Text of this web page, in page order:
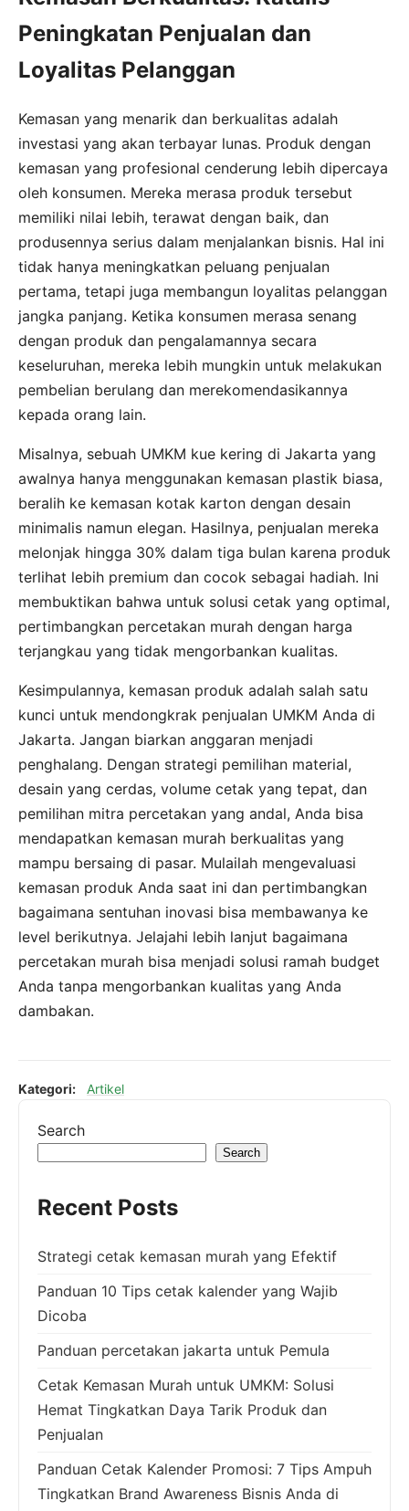
Peningkatan Penjualan dan
Loyalitas Pelanggan
Kemasan yang menarik dan berkualitas adalah
investasi yang akan terbayar lunas. Produk dengan
kemasan yang profesional cenderung lebih dipercaya
oleh konsumen. Mereka merasa produk tersebut
memiliki nilai lebih, terawat dengan baik, dan
produsennya serius dalam menjalankan bisnis. Hal ini
tidak hanya meningkatkan peluang penjualan
pertama, tetapi juga membangun loyalitas pelanggan
jangka panjang. Ketika konsumen merasa senang
dengan produk dan pengalamannya secara
keseluruhan, mereka lebih mungkin untuk melakukan
pembelian berulang dan merekomendasikannya
kepada orang lain.
Misalnya, sebuah UMKM kue kering di Jakarta yang
awalnya hanya menggunakan kemasan plastik biasa,
beralih ke kemasan kotak karton dengan desain
minimalis namun elegan. Hasilnya, penjualan mereka
melonjak hingga 30% dalam tiga bulan karena produk
terlihat lebih premium dan cocok sebagai hadiah. Ini
membuktikan bahwa untuk solusi cetak yang optimal,
pertimbangkan percetakan murah dengan harga
terjangkau yang tidak mengorbankan kualitas.
Kesimpulannya, kemasan produk adalah salah satu
kunci untuk mendongkrak penjualan UMKM Anda di
Jakarta. Jangan biarkan anggaran menjadi
penghalang. Dengan strategi pemilihan material,
desain yang cerdas, volume cetak yang tepat, dan
pemilihan mitra percetakan yang andal, Anda bisa
mendapatkan kemasan murah berkualitas yang
mampu bersaing di pasar. Mulailah mengevaluasi
kemasan produk Anda saat ini dan pertimbangkan
bagaimana sentuhan inovasi bisa membawanya ke
level berikutnya. Jelajahi lebih lanjut bagaimana
percetakan murah bisa menjadi solusi ramah budget
Anda tanpa mengorbankan kualitas yang Anda
dambakan.
Kategori: Artikel
Search
Search
Recent Posts
Strategi cetak kemasan murah yang Efektif
Panduan 10 Tips cetak kalender yang Wajib
Dicoba
Panduan percetakan jakarta untuk Pemula
Cetak Kemasan Murah untuk UMKM: Solusi
Hemat Tingkatkan Daya Tarik Produk dan
Penjualan
Panduan Cetak Kalender Promosi: 7 Tips Ampuh
Tingkatkan Brand Awareness Bisnis Anda di